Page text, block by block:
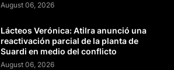
August 06, 2026
Lácteos Verónica: Atilra anunció una
reactivación parcial de la planta de
Suardi en medio del conflicto
August 06, 2026